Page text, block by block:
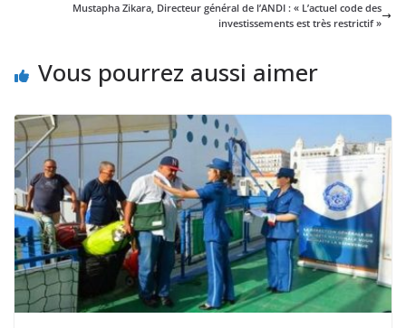
Mustapha Zikara, Directeur général de l’ANDI : « L’actuel code des
investissements est très restrictif »
Vous pourrez aussi aimer